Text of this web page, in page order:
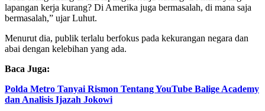
lapangan kerja kurang? Di Amerika juga bermasalah, di mana saja
bermasalah,” ujar Luhut.
Menurut dia, publik terlalu berfokus pada kekurangan negara dan
abai dengan kelebihan yang ada.
Baca Juga:
Polda Metro Tanyai Rismon Tentang YouTube Balige Academy
dan Analisis Ijazah Jokowi